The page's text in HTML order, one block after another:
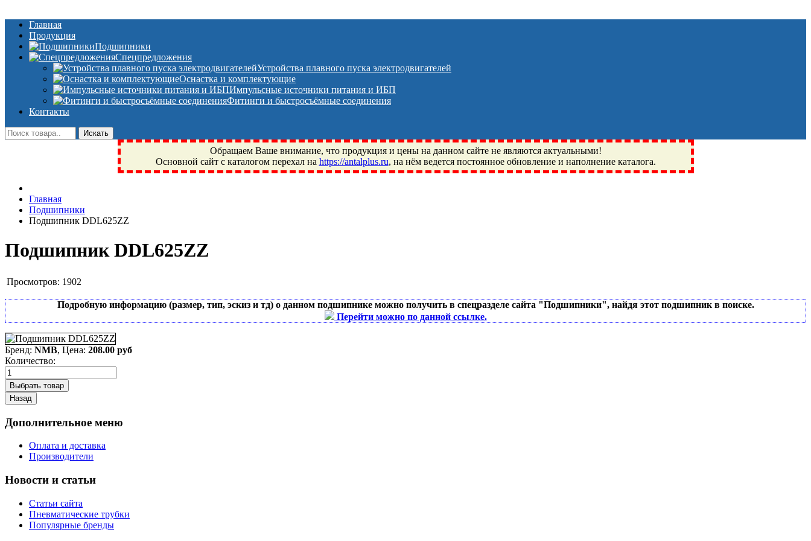
Главная
Продукция
Подшипники
Спецпредложения
Устройства плавного пуска электродвигателей
Оснастка и комплектующие
Импульсные источники питания и ИБП
Фитинги и быстросъёмные соединения
Контакты
Обращаем Ваше внимание, что продукция и цены на данном сайте не являются актуальными!
Основной сайт с каталогом перехал на https://antalplus.ru, на нём ведется постоянное обновление и наполнение каталога.
Фрязино, Антал+, плюс, Свердловский, Загорянский, Юбилейный, Щелково, Москва, Пушкино, Королёв, Балашиха, Фряново, Монино, Ивантеевка, подшипники, пневматика, метизы,
техника, сварочные аппараты, NIS, NSK, JED, KPT, NXZ, ГПЗ, Neutral, WHX, ZWZ, CRAFT, СПЗ-4, NECTECH, KG, LQY, DPI, BSN, SPZ, РФ, BMZ, ХАРП, CX, РОЛТОМ, APZ, FBJ, KYK,
NTN, SKF, купить, заказать
Главная
Подшипники
Подшипник DDL625ZZ
Подшипник DDL625ZZ
Просмотров: 1902
Подробную информацию (размер, тип, эскиз и тд) о данном подшипнике можно получить в спецразделе сайта "Подшипники", найдя этот подшипник в поиске.
Перейти можно по данной ссылке.
Бренд: NMB, Цена: 208.00 руб
Количество:
Дополнительное меню
Оплата и доставка
Производители
Новости и статьи
Статьи сайта
Пневматические трубки
Популярные бренды